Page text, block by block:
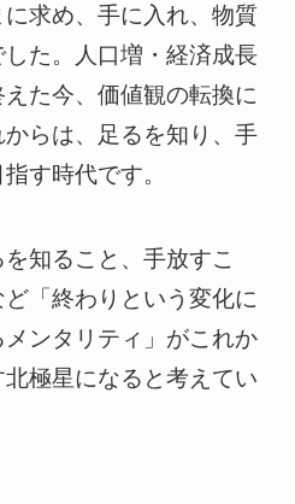
求め、手に入れ、物質
た。人口増・経済成長
た今、価値観の転換に
らは、足るを知り、手
す時代です。
知ること、手放すこ
「終わりという変化に
ンタリティ」がこれか
極星になると考えてい